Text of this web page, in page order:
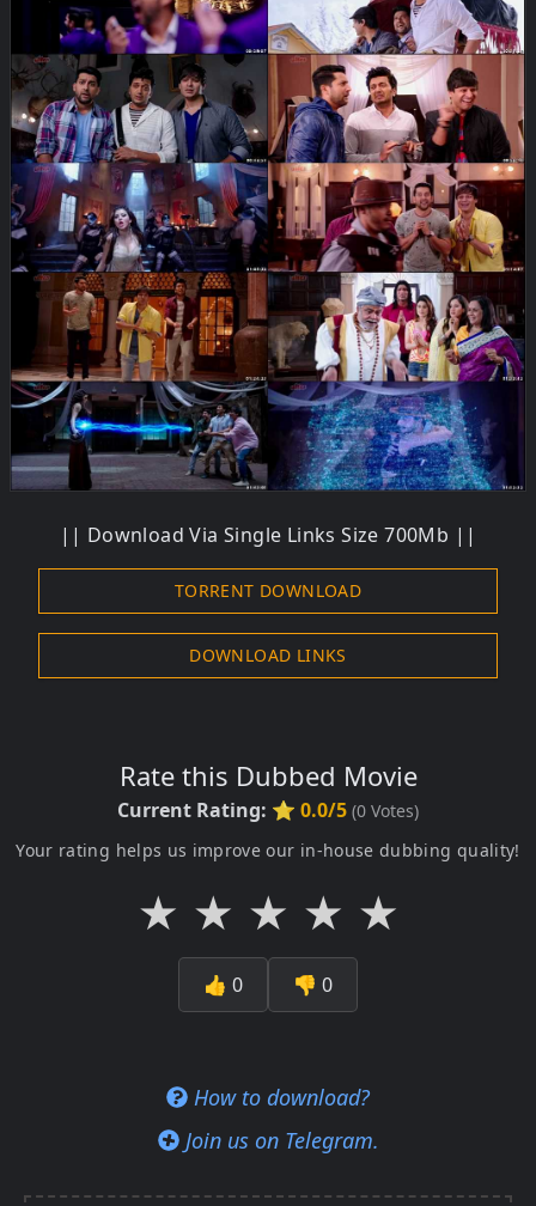
|| Download Via Single Links Size 700Mb ||
TORRENT DOWNLOAD
DOWNLOAD LINKS
Rate this Dubbed Movie
Current Rating: ⭐ 0.0/5 (0 Votes)
Your rating helps us improve our in-house dubbing quality!
★ ★ ★ ★ ★
👍 0 👎 0
How to download?
Join us on Telegram.